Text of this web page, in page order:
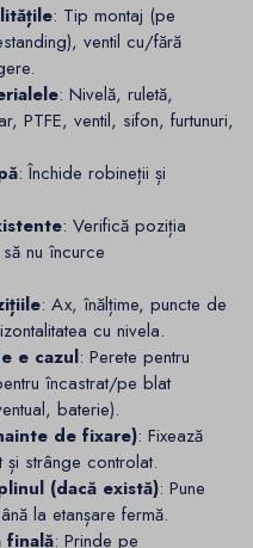
: Tip montaj (pe
ventil cu/fără
: Nivelă, ruletă,
PTFE, ventil, sifon, furtunuri,
: Închide robineții și
: Verifică poziția
nu încurce
: Ax, înălțime, puncte de
cu nivela.
e cazul: Perete pentru
încastrat/pe blat
baterie).
de fixare): Fixează
strânge controlat.
(dacă există): Pune
la etanșare fermă.
finală: Prinde pe